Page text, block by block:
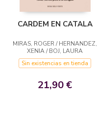
CARDEM EN CATALA
MIRAS, ROGER / HERNANDEZ,
XENIA / BOJ, LAURA
Sin existencias en tienda
21,90 €